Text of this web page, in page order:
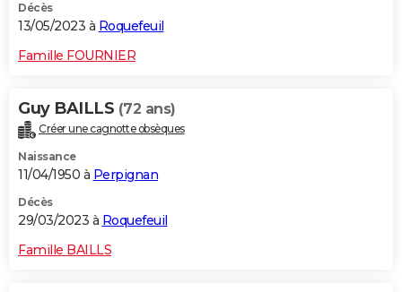
Décès
13/05/2023 à Roquefeuil
Famille FOURNIER
Guy BAILLS (72 ans)
Créer une cagnotte obsèques
Naissance
11/04/1950 à Perpignan
Décès
29/03/2023 à Roquefeuil
Famille BAILLS